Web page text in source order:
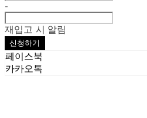
-
재입고 시 알림
신청하기
페이스북
카카오톡